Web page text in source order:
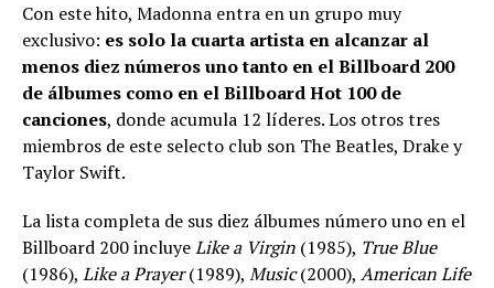
Con este hito, Madonna entra en un grupo muy
exclusivo: es solo la cuarta artista en alcanzar al
menos diez números uno tanto en el Billboard 200
de álbumes como en el Billboard Hot 100 de
canciones, donde acumula 12 líderes. Los otros tres
miembros de este selecto club son The Beatles, Drake y
Taylor Swift.
La lista completa de sus diez álbumes número uno en el
Billboard 200 incluyeLike a Virgin (1985), True Blue
(1986), Like a Prayer(1989), Music(2000), American Life